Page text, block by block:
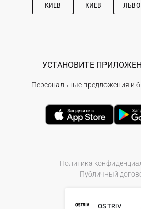
КИЕВ КИЕВ
Политика
Публичный
УСТАНОВИТЕ
Персональные предложения и